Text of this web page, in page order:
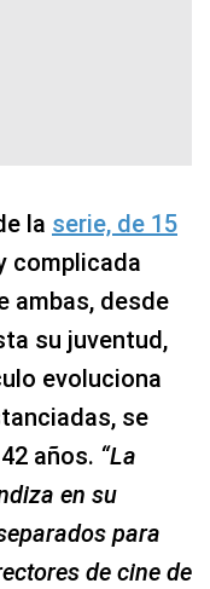
la serie, de 15
complicada
ambas, desde
su juventud,
evoluciona
se
años. “La
en su
para
de cine de